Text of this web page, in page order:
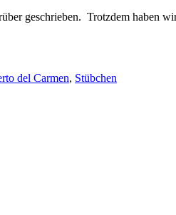
geschrieben. Trotzdem haben
del Carmen, Stübchen